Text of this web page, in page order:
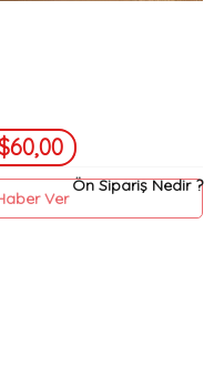
Ön Sipariş Nedir ?
Ver